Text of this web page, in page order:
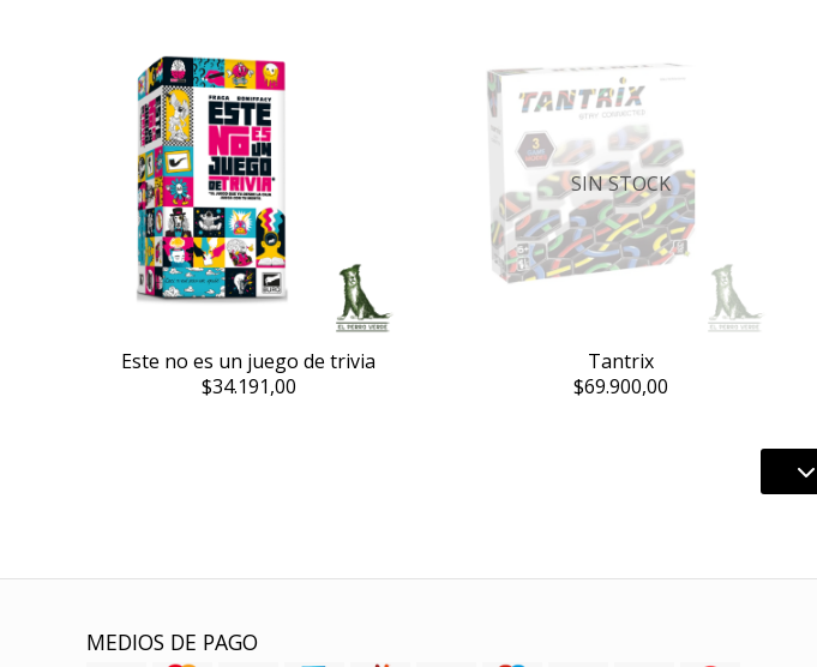
Este no es un juego de trivia
$34.191,00
SIN STOCK
Tantrix
$69.900,00
MEDIOS DE PAGO